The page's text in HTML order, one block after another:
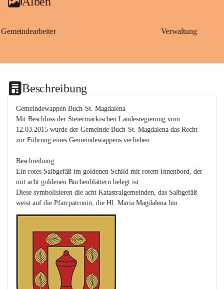
Gemeindearbeiter Verwaltung
Beschreibung
Gemeindewappen Buch-St. Magdalena
Mit Beschluss der Steiermärkischen Landesregierung vom
12.03.2015 wurde der Gemeinde Buch-St. Magdalena das Recht
zur Führung eines Gemeindewappens verliehen.
Beschreibung:
Ein rotes Salbgefäß im goldenen Schild mit rotem Innenbord, der
mit acht goldenen Buchenblättern belegt ist.
Diese symbolisieren die acht Katastralgemeinden, das Salbgefäß